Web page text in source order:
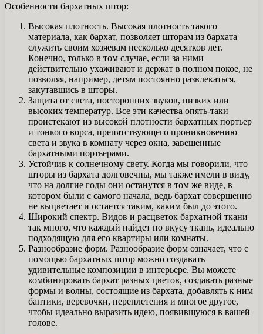
Особенности бархатных штор:
Высокая плотность. Высокая плотность такого
материала, как бархат, позволяет шторам из бархата
служить своим хозяевам несколько десятков лет.
Конечно, только в том случае, если за ними
действительно ухаживают и держат в полном покое, не
позволяя, например, детям постоянно развлекаться,
закутавшись в шторы.
Защита от света, посторонних звуков, низких или
высоких температур. Все эти качества опять-таки
проистекают из высокой плотности бархатных портьер
и тонкого ворса, препятствующего проникновению
света и звука в комнату через окна, завешенные
бархатными портьерами.
Устойчив к солнечному свету. Когда мы говорили, что
шторы из бархата долговечны, мы также имели в виду,
что на долгие годы они останутся в том же виде, в
котором были с самого начала, ведь бархат совершенно
не выцветает и остается таким, каким был до этого.
Широкий спектр. Видов и расцветок бархатной ткани
так много, что каждый найдет по вкусу ткань, идеально
подходящую для его квартиры или комнаты.
Разнообразие форм. Разнообразие форм означает, что с
помощью бархатных штор можно создавать
удивительные композиции в интерьере. Вы можете
комбинировать бархат разных цветов, создавать разные
формы и волны, состоящие из бархата, добавлять к ним
бантики, веревочки, переплетения и многое другое,
чтобы идеально выразить идею, появившуюся в вашей
голове.